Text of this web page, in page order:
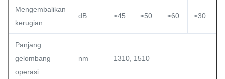
Mengembalikan
kerugian
dB ≥45 ≥50 ≥60 ≥30
Panjang
gelombang
operasi
nm 1310, 1510